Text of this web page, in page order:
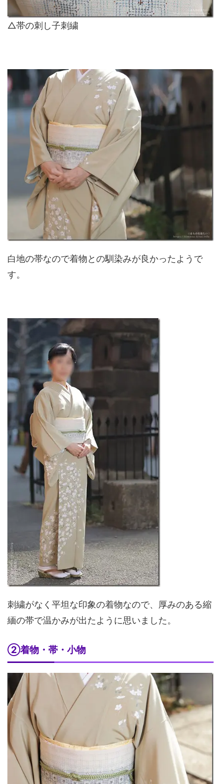
△帯の刺し子刺繍
白地の帯なので着物との馴染みが良かったようで
す。
刺繍がなく平坦な印象の着物なので、厚みのある縮
緬の帯で温かみが出たように思いました。
②着物・帯・小物